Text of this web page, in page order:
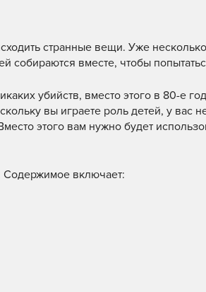
странные вещи. Уже
собираются вместе, чтобы
убийств, вместо этого в 80-е
вы играете роль детей, у вас
этого вам нужно будет
Содержимое включает: